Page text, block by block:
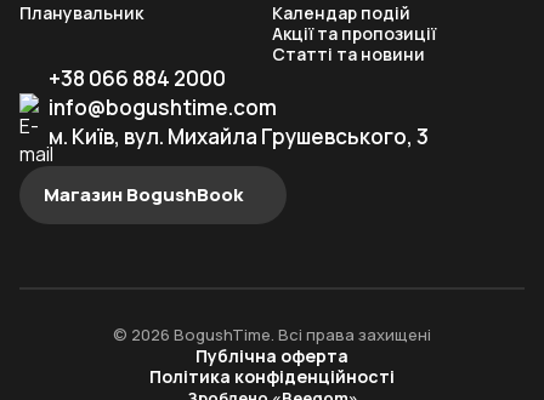
Планувальник
Календар подій
Акції та пропозиції
Статті та новини
+38 066 884 2000
info@bogushtime.com
м. Київ, вул. Михайла Грушевського, 3
Магазин BogushBook
© 2026 BogushTime. Всі права захищені
Публічна оферта
Політика конфіденційності